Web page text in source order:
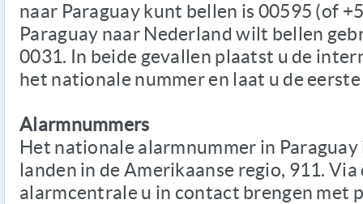
naar Paraguay kunt bellen is 00595 (of
Paraguay naar Nederland wilt bellen
0031. In beide gevallen plaatst u de
het nationale nummer en laat u de
Alarmnummers
Het nationale alarmnummer in Paraguay
landen in de Amerikaanse regio, 911.
alarmcentrale u in contact brengen met